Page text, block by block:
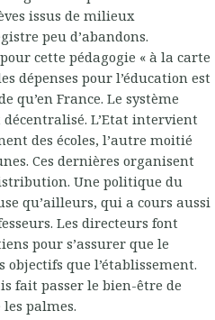
issus de milieux
peu d’abandons.
cette pédagogie « à la carte
dépenses pour l’éducation est
qu’en France. Le système
L’Etat intervient
des écoles, l’autre moitié
Ces dernières organisent
Une politique du
qu’ailleurs, qui a cours aussi
Les directeurs font
pour s’assurer que le
que l’établissement.
fait passer le bien-être de
palmes.